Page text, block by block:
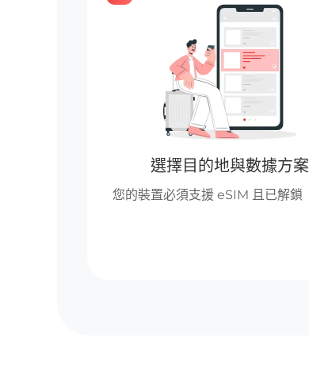
選擇目的地與數據方案
您的裝置必須支援 eSIM 且已解鎖